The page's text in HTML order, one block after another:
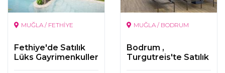
MUĞLA / FETHİYE
Fethiye'de Satılık
Lüks Gayrimenkuller
MUĞLA / BODRUM
Bodrum ,
Turgutreis'te Satılık